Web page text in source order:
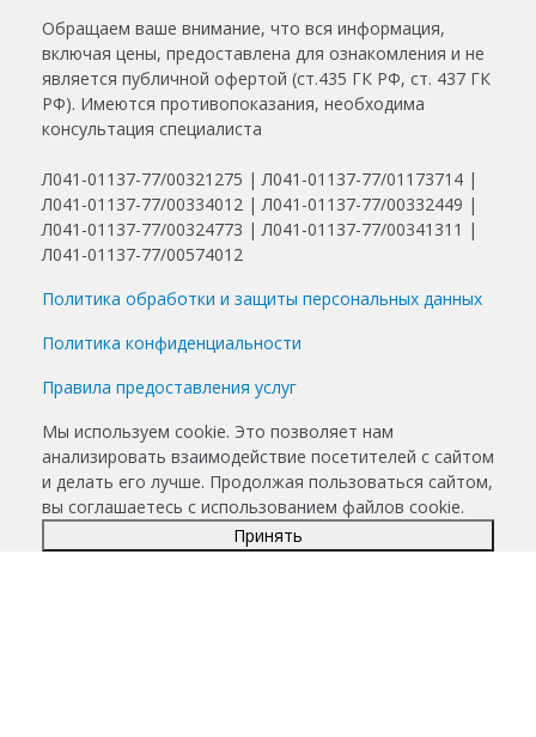
Обращаем ваше внимание, что вся информация,
включая цены, предоставлена для ознакомления и не
является публичной офертой (ст.435 ГК РФ, ст. 437 ГК
РФ). Имеются противопоказания, необходима
консультация специалиста
Л041-01137-77/00321275 | Л041-01137-77/01173714 |
Л041-01137-77/00334012 | Л041-01137-77/00332449 |
Л041-01137-77/00324773 | Л041-01137-77/00341311 |
Л041-01137-77/00574012
Политика обработки и защиты персональных данных
Политика конфиденциальности
Правила предоставления услуг
Мы используем cookie. Это позволяет нам
анализировать взаимодействие посетителей с сайтом
и делать его лучше. Продолжая пользоваться сайтом,
вы соглашаетесь с использованием файлов cookie.
Принять